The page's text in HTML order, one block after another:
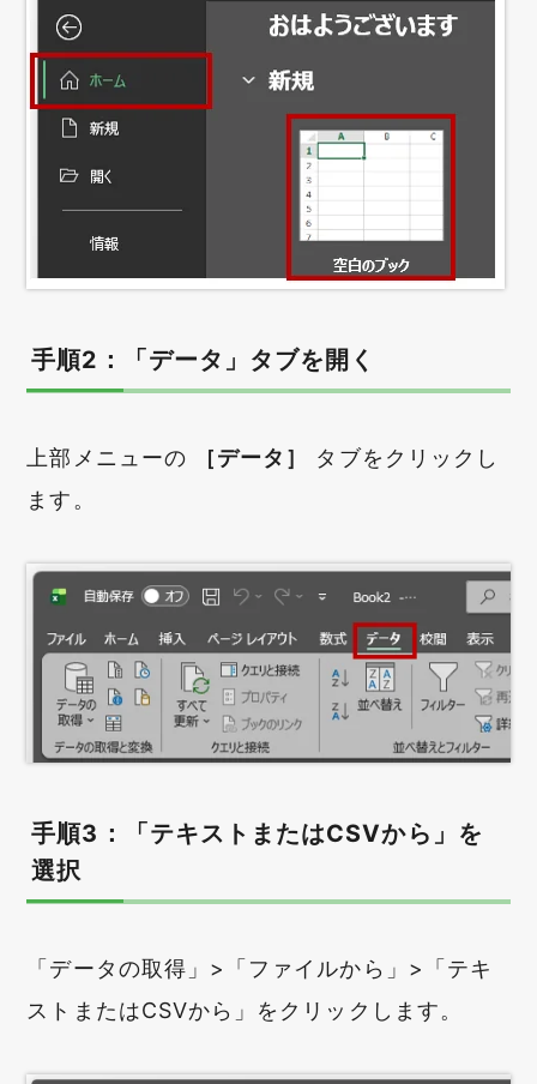
手順2：「データ」タブを開く
上部メニューの ［データ］
タブをクリックし
ます。
手順3：「テキストまたはCSVから」を
選択
「データの取得」>「ファイルから」>「テキ
ストまたはCSVから」をクリックします。